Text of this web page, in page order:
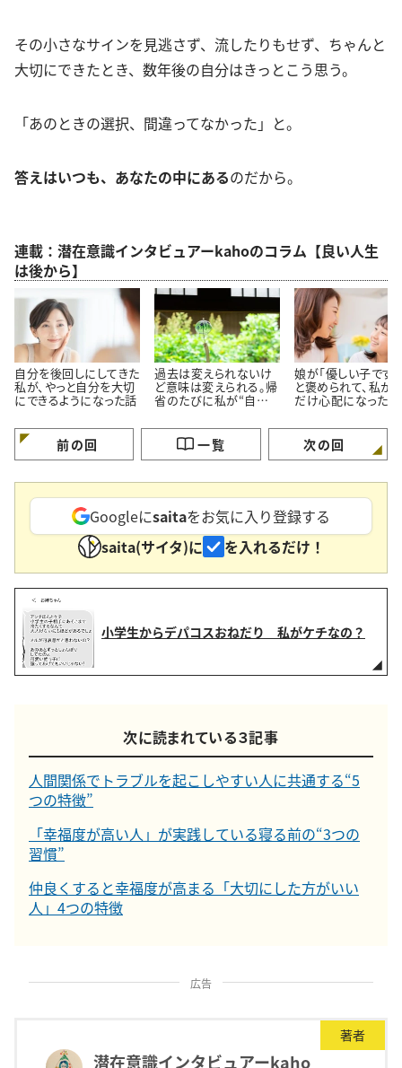
その小さなサインを見逃さず、流したりもせず、ちゃんと
大切にできたとき、数年後の自分はきっとこう思う。
「あのときの選択、間違ってなかった」と。
答えはいつも、あなたの中にあるのだから。
連載：潜在意識インタビュアーkahoのコラム【良い人生
は後から】
自分を後回しにしてきた
私が、やっと自分を大切
にできるようになった話
過去は変えられないけ
ど意味は変えられる。帰
省のたびに私が“自分を
娘が「優しい子です
と褒められて、私が
だけ心配になった
前の回 一覧 次の回
Googleにsaitaをお気に入り登録する
saita(サイタ)に
を入れるだけ！
小学生からデパコスおねだり 私がケチなの？
次に読まれている３記事
人間関係でトラブルを起こしやすい人に共通する“5
つの特徴”
「幸福度が高い人」が実践している寝る前の“3つの
習慣”
仲良くすると幸福度が高まる「大切にした方がいい
人」4つの特徴
広告
著者
潜在意識インタビュアーkaho